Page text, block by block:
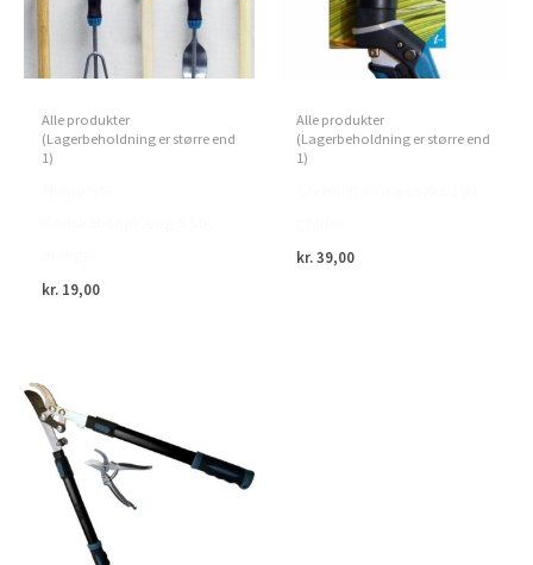
Alle produkter
(Lagerbeholdning er større end
1)
kr. 19,00
Alle produkter
(Lagerbeholdning er større end
1)
kr.39,00